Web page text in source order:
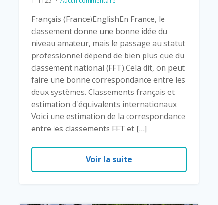
Français (France)EnglishEn France, le
classement donne une bonne idée du
niveau amateur, mais le passage au statut
professionnel dépend de bien plus que du
classement national (FFT).Cela dit, on peut
faire une bonne correspondance entre les
deux systèmes. Classements français et
estimation d'équivalents internationaux
Voici une estimation de la correspondance
entre les classements FFT et […]
Voir la suite